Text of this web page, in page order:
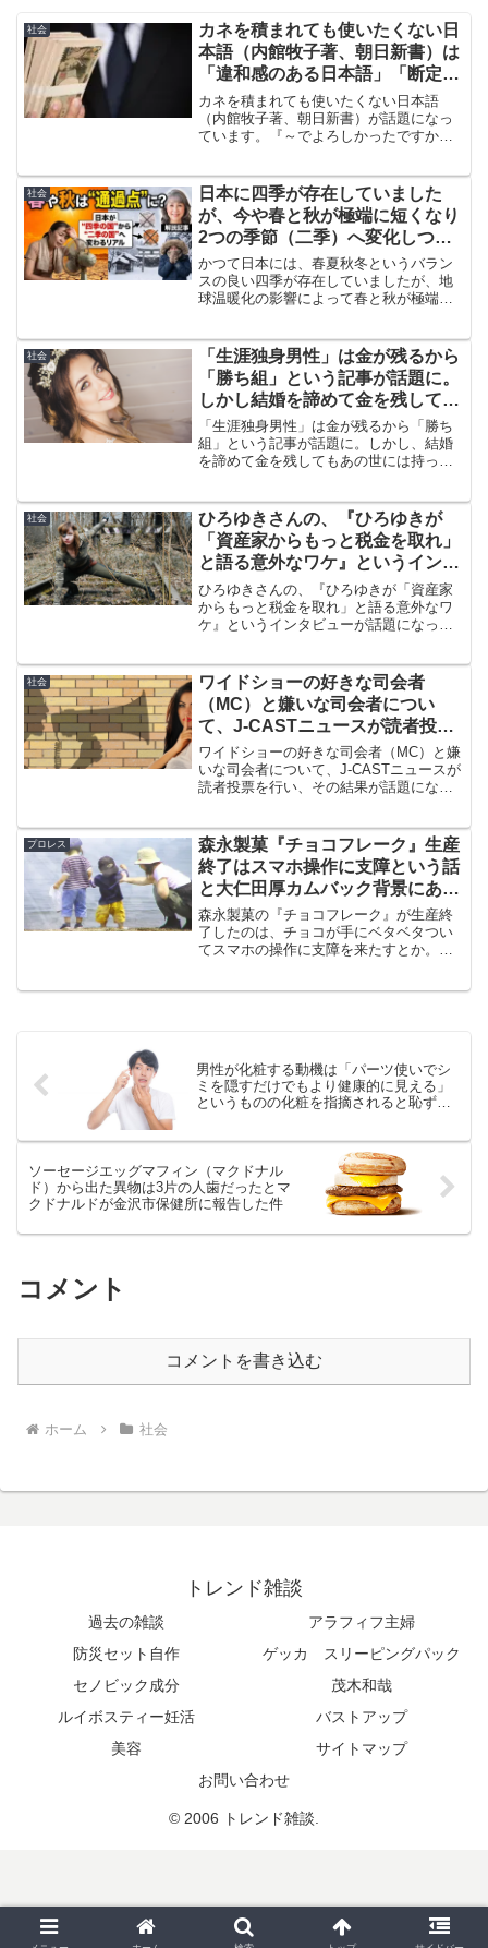
社会
カネを積まれても使いたくない日
本語（内館牧子著、朝日新書）は
「違和感のある日本語」「断定回
避の言葉」斬りまくり
カネを積まれても使いたくない日本語
（内館牧子著、朝日新書）が話題になっ
ています。『～でよろしかったですか』
ます。言葉は時代とともに変化するとい
いますがあなたの感想は？
社会
日本に四季が存在していました
が、今や春と秋が極端に短くなり
2つの季節（二季）へ変化しつつ
あるという「二季」説提唱……
かつて日本には、春夏秋冬というバラン
スの良い四季が存在していましたが、地
球温暖化の影響によって春と秋が極端に
院の立花義裕教授が提唱し、話題になっ
ています。
社会
「生涯独身男性」は金が残るから
「勝ち組」という記事が話題に。
しかし結婚を諦めて金を残しても
あの世には持っていけない…
「生涯独身男性」は金が残るから「勝ち
組」という記事が話題に。しかし、結婚
を諦めて金を残してもあの世には持って
ん、故・龍虎さんのように50歳過ぎて結
婚する方もおられます。
社会
ひろゆきさんの、『ひろゆきが
「資産家からもっと税金を取れ」
と語る意外なワケ』というインタ
ビューが話題になっています
ひろゆきさんの、『ひろゆきが「資産家
からもっと税金を取れ」と語る意外なワ
ケ』というインタビューが話題になって
めにお金をかけろという点は賛成です
が、Web掲示板は……。
社会
ワイドショーの好きな司会者
（MC）と嫌いな司会者につい
て、J-CASTニュースが読者投票
を行い、その結果が話題になって
います
ワイドショーの好きな司会者（MC）と嫌
いな司会者について、J-CASTニュースが
読者投票を行い、その結果が話題になっ
こからテレビメディアの批判をしている
のは川松真一朗都議です。
プロレス
森永製菓『チョコフレーク』生産
終了はスマホ操作に支障という話
と大仁田厚カムバック背景にある
プロレス界の依存問題
森永製菓の『チョコフレーク』が生産終
了したのは、チョコが手にベタベタつい
てスマホの操作に支障を来たすとか。そ
男性が化粧する動機は「パーツ使いでシ
ミを隠すだけでもより健康的に見える」
というものの化粧を指摘されると恥ずか
ソーセージエッグマフィン（マクドナル
ド）から出た異物は3片の人歯だったとマ
クドナルドが金沢市保健所に報告した件
コメント
コメントを書き込む
ホーム 社会
トレンド雑談
過去の雑談
アラフィフ主婦
防災セット自作
ゲッカ スリーピングパック
セノビック成分
茂木和哉
ルイボスティー妊活
バストアップ
美容
サイトマップ
お問い合わせ
© 2006 トレンド雑談.